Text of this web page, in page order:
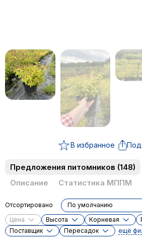
В избранное
Предложения питомников (148)
Описание
Статистика МППМ
Цена Высота Корневая
Поставщик
Пересадок ещё
Отсортировано По умолчанию